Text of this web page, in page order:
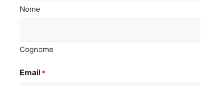
Nome
Cognome
Email *